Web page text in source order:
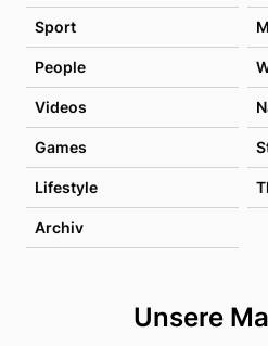
Sport
People
Videos
Games
Lifestyle
Archiv
Unsere